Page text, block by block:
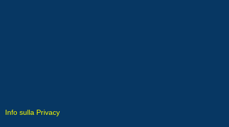
Info sulla Privacy